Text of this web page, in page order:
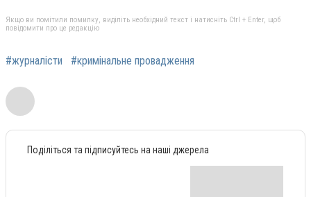
Якщо ви помітили помилку, виділіть необхідний текст і натисніть Ctrl + Enter, щоб
повідомити про це редакцію
#журналісти #кримінальне провадження
Поділіться та підписуйтесь на наші джерела